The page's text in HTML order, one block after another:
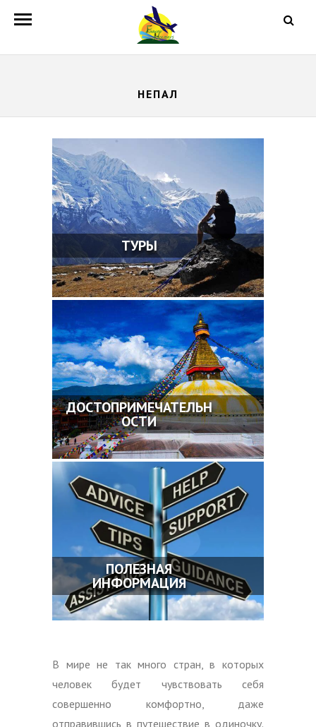
НЕПАЛ
ТУРЫ
ДОСТОПРИМЕЧАТЕЛЬН
ОСТИ
ПОЛЕЗНАЯ
ИНФОРМАЦИЯ
В мире не так много стран, в которых
человек будет чувствовать себя
совершенно комфортно, даже
отправившись в путешествие в одиночку.